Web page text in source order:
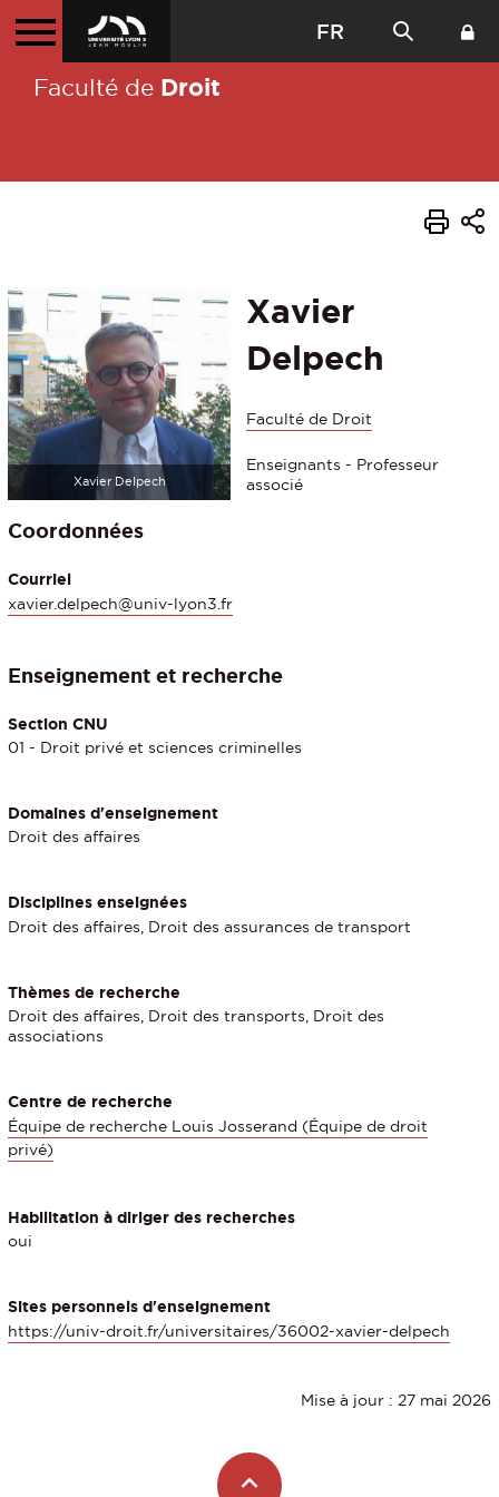
FR
Faculté de Droit
Xavier Delpech
Xavier
Delpech
Faculté de Droit
Enseignants - Professeur
associé
Coordonnées
Courriel
xavier.delpech@univ-lyon3.fr
Enseignement et recherche
Section CNU
01 - Droit privé et sciences criminelles
Domaines d'enseignement
Droit des affaires
Disciplines enseignées
Droit des affaires, Droit des assurances de transport
Thèmes de recherche
Droit des affaires, Droit des transports, Droit des
associations
Centre de recherche
Équipe de recherche Louis Josserand (Équipe de droit
privé)
Habilitation à diriger des recherches
oui
Sites personnels d'enseignement
https://univ-droit.fr/universitaires/36002-xavier-delpech
Mise à jour : 27 mai 2026